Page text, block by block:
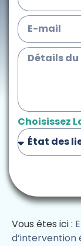
Choisissez
Vous êtes ici :
d’intervention